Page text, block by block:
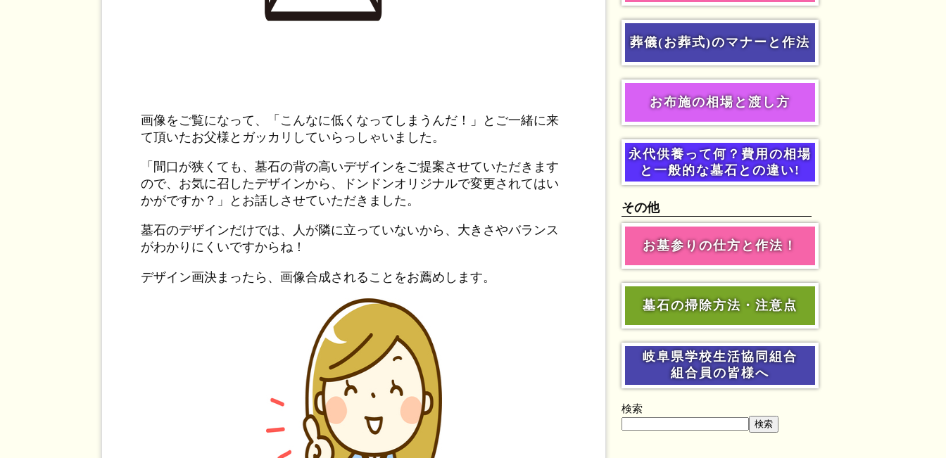
画像をご覧になって、「こんなに低くなってしまうんだ！」とご一緒に来
て頂いたお父様とガッカリしていらっしゃいました。
「間口が狭くても、墓石の背の高いデザインをご提案させていただきます
ので、お気に召したデザインから、ドンドンオリジナルで変更されてはい
かがですか？」とお話しさせていただきました。
墓石のデザインだけでは、人が隣に立っていないから、大きさやバランス
がわかりにくいですからね！
デザイン画決まったら、画像合成されることをお薦めします。
葬儀(お葬式)のマナーと作法
お布施の相場と渡し方
永代供養って何？費用の相場
と一般的な墓石との違い!
その他
お墓参りの仕方と作法！
墓石の掃除方法・注意点
岐阜県学校生活協同組合
組合員の皆様へ
検索
検索